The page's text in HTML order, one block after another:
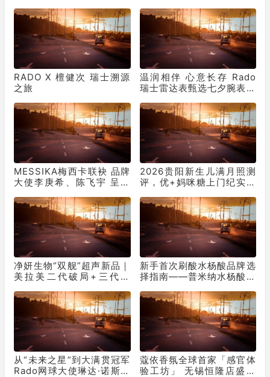
RADO X 檀健次 瑞士溯源
之旅
温润相伴 心意长存 Rado
瑞士雷达表甄选七夕腕表臻
MESSIKA梅西卡联袂 品牌
大使李庚希、陈飞宇 呈献
2026贵阳新生儿满月照测
评，优+妈咪糖上门纪实摄
净妍生物“双舰”超声新品｜
美拉美二代破局+三代领
新手首次刷酸水杨酸品牌选
择指南——普米纳水杨酸解
从“未来之星”到大满贯冠军
Rado网球大使琳达·诺斯科
蔻依香氛全球首家「感官体
验工坊」 无锡恒隆店盛大